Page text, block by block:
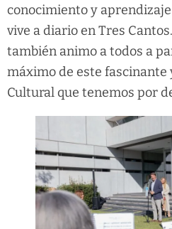
conocimiento y
vive a diario en Tres
también animo a todos a
máximo de este fascinante
Cultural que tenemos por